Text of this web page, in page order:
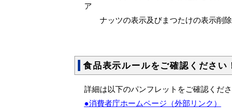
ア
ナッツの表示及びまつたけの表示削除
食品表示ルールをご確認ください
詳細は以下のパンフレットをご確認くださ
●消費者庁ホームページ（外部リンク）